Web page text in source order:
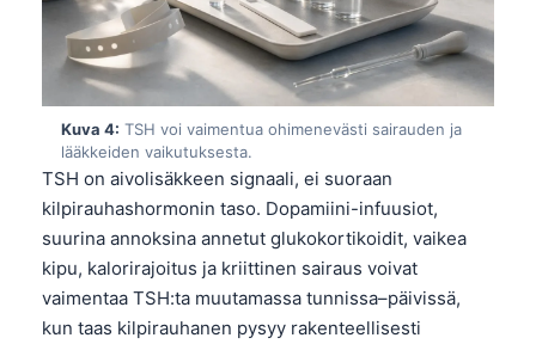
Kuva 4: TSH voi vaimentua ohimenevästi sairauden ja
lääkkeiden vaikutuksesta.
TSH on aivolisäkkeen signaali, ei suoraan
kilpirauhashormonin taso. Dopamiini-infuusiot,
suurina annoksina annetut glukokortikoidit, vaikea
kipu, kalorirajoitus ja kriittinen sairaus voivat
vaimentaa TSH:ta muutamassa tunnissa–päivissä,
kun taas kilpirauhanen pysyy rakenteellisesti